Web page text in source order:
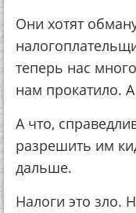
Они хотят
теперь нас
нам прокатило.
А что,
разрешить им
дальше.
Налоги это зло.